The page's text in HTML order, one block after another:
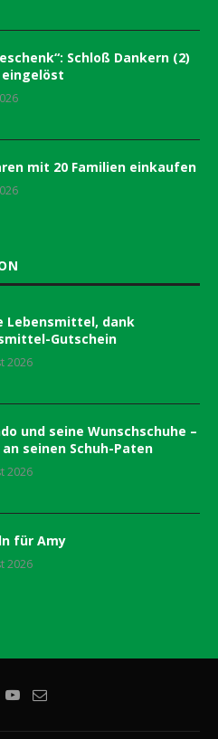
Schloß Dankern (2)
mit 20 Familien einkaufen
Lebensmittel, dank
Gutschein
2026
und seine Wunschschuhe –
an seinen Schuh-Paten
2026
für Amy
2026